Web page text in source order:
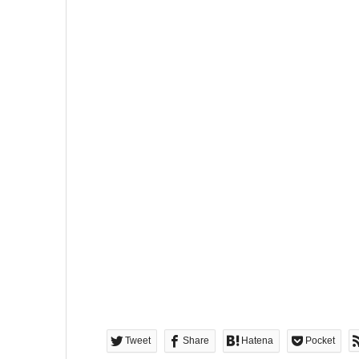
Tweet Share Hatena Pocket